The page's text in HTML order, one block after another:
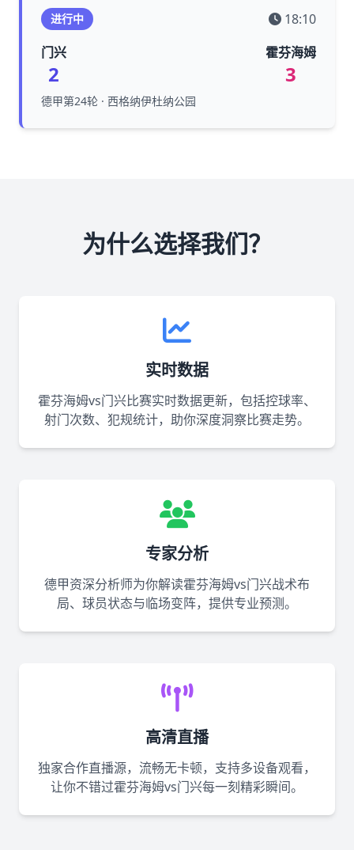
进行中
18:10
门兴
2
霍芬海姆
3
德甲第24轮 · 西格纳伊杜纳公园
为什么选择我们？
实时数据
霍芬海姆vs门兴比赛实时数据更新，包括控球率、
射门次数、犯规统计，助你深度洞察比赛走势。
专家分析
德甲资深分析师为你解读霍芬海姆vs门兴战术布
局、球员状态与临场变阵，提供专业预测。
高清直播
独家合作直播源，流畅无卡顿，支持多设备观看，
让你不错过霍芬海姆vs门兴每一刻精彩瞬间。